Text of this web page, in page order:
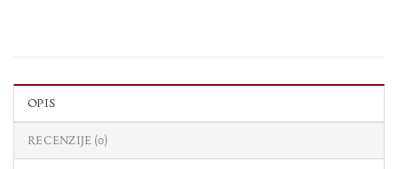
OPIS
RECENZIJE (0)